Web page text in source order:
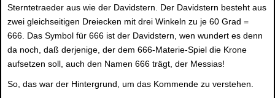
Sterntetraeder aus wie der Davidstern. Der Davidstern besteht aus
zwei gleichseitigen Dreiecken mit drei Winkeln zu je 60 Grad =
666. Das Symbol für 666 ist der Davidstern, wen wundert es denn
da noch, daß derjenige, der dem 666-Materie-Spiel die Krone
aufsetzen soll, auch den Namen 666 trägt, der Messias!
So, das war der Hintergrund, um das Kommende zu verstehen.